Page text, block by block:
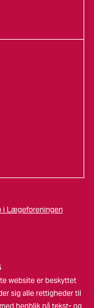
i Lægeforeningen
website er beskyttet
sig alle rettigheder til
henblik på tekst- og